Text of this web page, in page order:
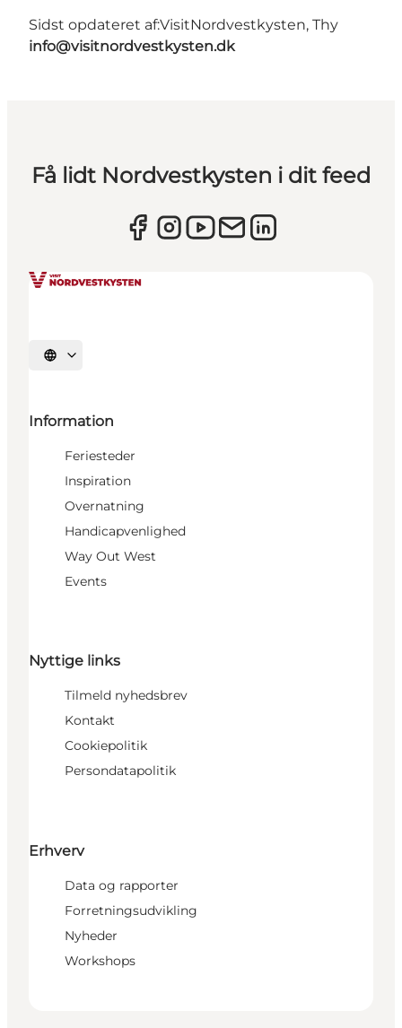
Sidst opdateret af:VisitNordvestkysten, Thy
info@visitnordvestkysten.dk
Få lidt Nordvestkysten i dit feed
Vælg sprog
Information
Feriesteder
Inspiration
Overnatning
Handicapvenlighed
Way Out West
Events
Nyttige links
Tilmeld nyhedsbrev
Kontakt
Cookiepolitik
Persondatapolitik
Erhverv
Data og rapporter
Forretningsudvikling
Nyheder
Workshops